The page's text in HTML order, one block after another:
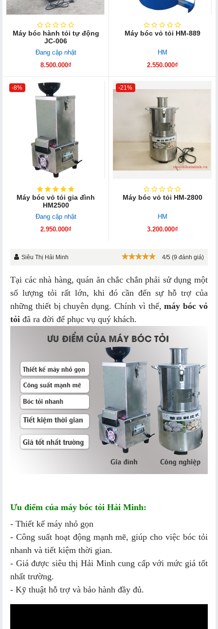
Máy bóc hành tỏi tự động
JC-006
Đang cập nhật
8.500.000₫
Máy bóc vỏ tỏi HM-889
HM
2.550.000₫
-8%
Máy bóc vỏ tỏi gia đình
HM2500
Đang cập nhật
2.950.000₫
-21%
Máy bóc vỏ tỏi HM-2800
HM
3.200.000₫
Siêu Thị Hải Minh 4/5 (9 đánh giá)
Tại các nhà hàng, quán ăn chắc chắn phải sử dụng một
số lượng tỏi rất lớn, khi đó cần đến sự hỗ trợ của
những thiết bị chuyên dụng. Chính vì thế,máy bóc vỏ
tỏi đã ra đời để phục vụ quý khách.
Ưu điểm của máy bóc tỏi Hải Minh:
- Thiết kế máy nhỏ gọn
- Công suất hoạt động mạnh mẽ, giúp cho việc bóc tỏi
nhanh và tiết kiệm thời gian.
- Giá được siêu thị Hải Minh cung cấp với mức giá tốt
nhất trường.
- Kỹ thuật hỗ trợ và bảo hành đầy đủ.